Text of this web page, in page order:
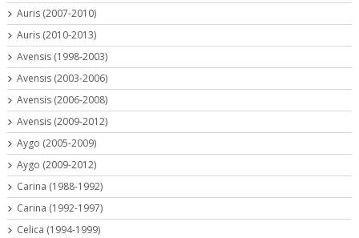
Auris (2007-2010)
Auris (2010-2013)
Avensis (1998-2003)
Avensis (2003-2006)
Avensis (2006-2008)
Avensis (2009-2012)
Aygo (2005-2009)
Aygo (2009-2012)
Carina (1988-1992)
Carina (1992-1997)
Celica (1994-1999)